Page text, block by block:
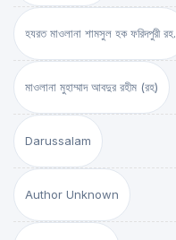
হযরত মাওলানা শামসুল হক ফরিদপুরী রহ.
মাওলানা মুহাম্মাদ আবদুর রহীম (রহ)
Darussalam
Author Unknown